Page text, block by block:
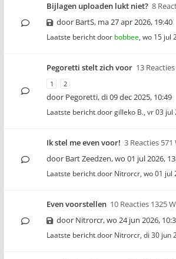
Bijlagen uploaden lukt niet? 8
door BartS, ma 27 apr 2026, 19:40
Laatste bericht door bobbee, wo 15 jul
Pegoretti stelt zich voor 13
1 2
door Pegoretti,di 09 dec 2025, 10:49
Laatste bericht doorgilleko B., vr 03 jul
Ik stel me even voor! 3 Reacties
door Bart Zeedzen,wo 01 jul 2026,
Laatste bericht door Nitrorcr, wo 01 jul
Even voorstellen 10 Reacties 1325
door Nitrorcr,wo 24 jun 2026,
Laatste bericht door Nitrorcr, di 30 jun